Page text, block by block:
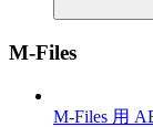
M-Files
M-Files 用